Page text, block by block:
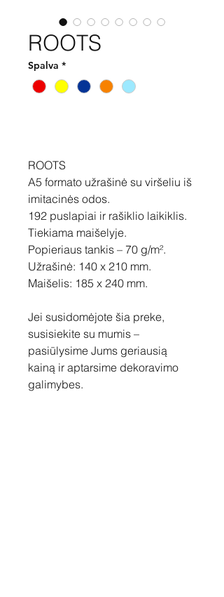
ROOTS
Spalva *
ROOTS
A5 formato užrašinė su viršeliu iš
imitacinės odos.
192 puslapiai ir rašiklio laikiklis.
Tiekiama maišelyje.
Popieriaus tankis – 70 g/m².
Užrašinė: 140 x 210 mm.
Maišelis: 185 x 240 mm.
Jei susidomėjote šia preke,
susisiekite su mumis –
pasiūlysime Jums geriausią
kainą ir aptarsime dekoravimo
galimybes.